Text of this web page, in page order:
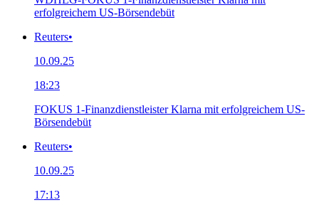
erfolgreichem US-Börsendebüt
Reuters•
10.09.25
18:23
FOKUS 1-Finanzdienstleister Klarna mit erfolgreichem US-
Börsendebüt
Reuters•
10.09.25
17:13